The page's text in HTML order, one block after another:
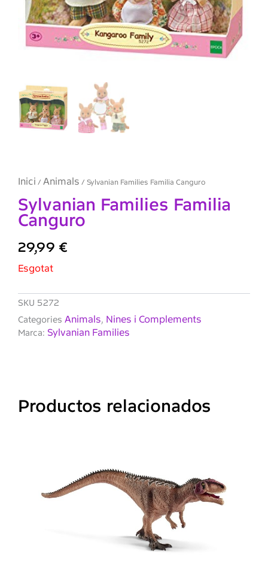
Inici / Animals / Sylvanian Families Familia Canguro
Sylvanian Families Familia
Canguro
29,99 €
Esgotat
SKU 5272
Categories Animals, Nines i Complements
Marca: Sylvanian Families
Productos relacionados